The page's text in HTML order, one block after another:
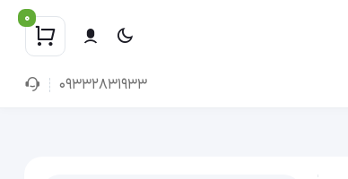
0
09332831933